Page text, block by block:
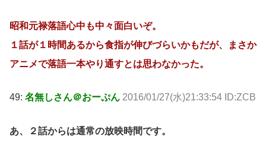
昭和元禄落語心中も中々面白いぞ。
１話が１時間あるから食指が伸びづらいかもだが、まさか
アニメで落語一本やり通すとは思わなかった。
49: 名無しさん＠おーぷん 2016/01/27(水)21:33:54 ID:ZCB
あ、２話からは通常の放映時間です。